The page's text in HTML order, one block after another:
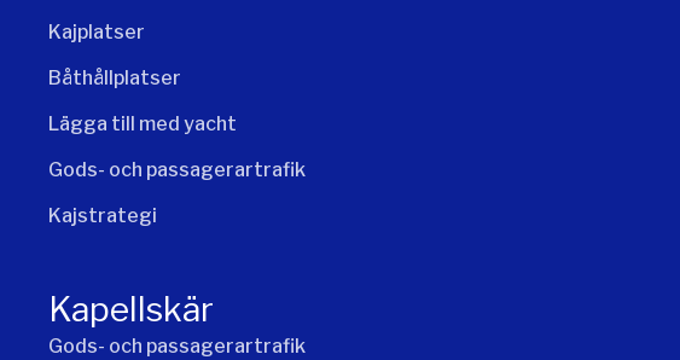
Kajplatser
Båthållplatser
Lägga till med yacht
Gods- och passagerartrafik
Kajstrategi
Kapellskär
Gods- och passagerartrafik